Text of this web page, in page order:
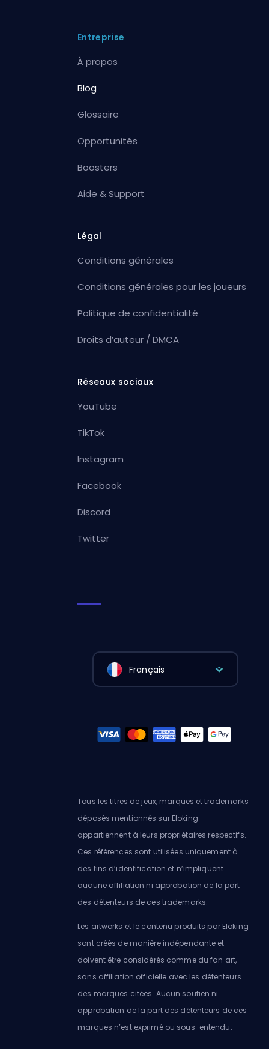
Entreprise
À propos
Blog
Glossaire
Opportunités
Boosters
Aide & Support
Légal
Conditions générales
Conditions générales pour les joueurs
Politique de confidentialité
Droits d’auteur / DMCA
Réseaux sociaux
YouTube
TikTok
Instagram
Facebook
Discord
Twitter
Français
Tous les titres de jeux, marques et trademarks
déposés mentionnés sur Eloking
appartiennent à leurs propriétaires respectifs.
Ces références sont utilisées uniquement à
des fins d’identification et n’impliquent
aucune affiliation ni approbation de la part
des détenteurs de ces trademarks.
Les artworks et le contenu produits par Eloking
sont créés de manière indépendante et
doivent être considérés comme du fan art,
sans affiliation officielle avec les détenteurs
des marques citées. Aucun soutien ni
approbation de la part des détenteurs de ces
marques n’est exprimé ou sous-entendu.